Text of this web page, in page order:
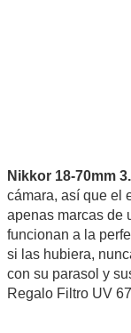
Nikkor 18-70mm
cámara, así que el
apenas marcas de
funcionan a la
si las hubiera,
con su parasol y
Regalo Filtro UV